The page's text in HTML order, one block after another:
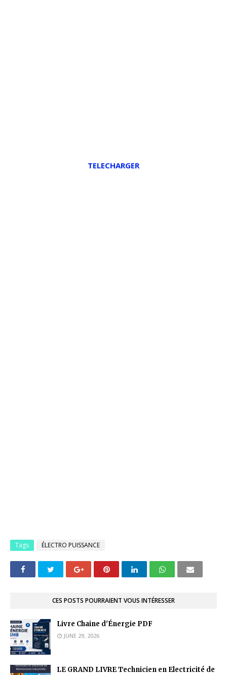
TELECHARGER
Tags ÉLECTRO PUISSANCE
CES POSTS POURRAIENT VOUS INTÉRESSER
Livre Chaine d'Énergie PDF
JUNE 29, 2026
LE GRAND LIVRE Technicien en Electricité de